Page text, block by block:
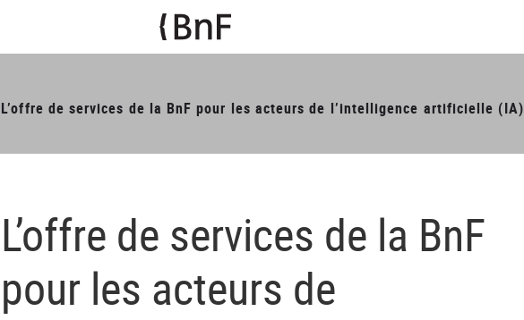
L’offre de services de la BnF pour les acteurs de l’intelligence artificielle (IA)
L’offre de services de la BnF
pour les acteurs de